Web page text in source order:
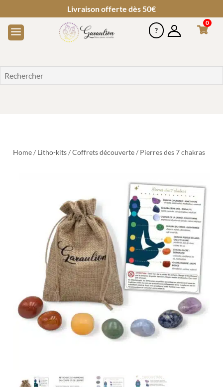
Livraison offerte dès 50€
0
Home/ Litho-kits/Coffrets découverte/ Pierres des 7 chakras